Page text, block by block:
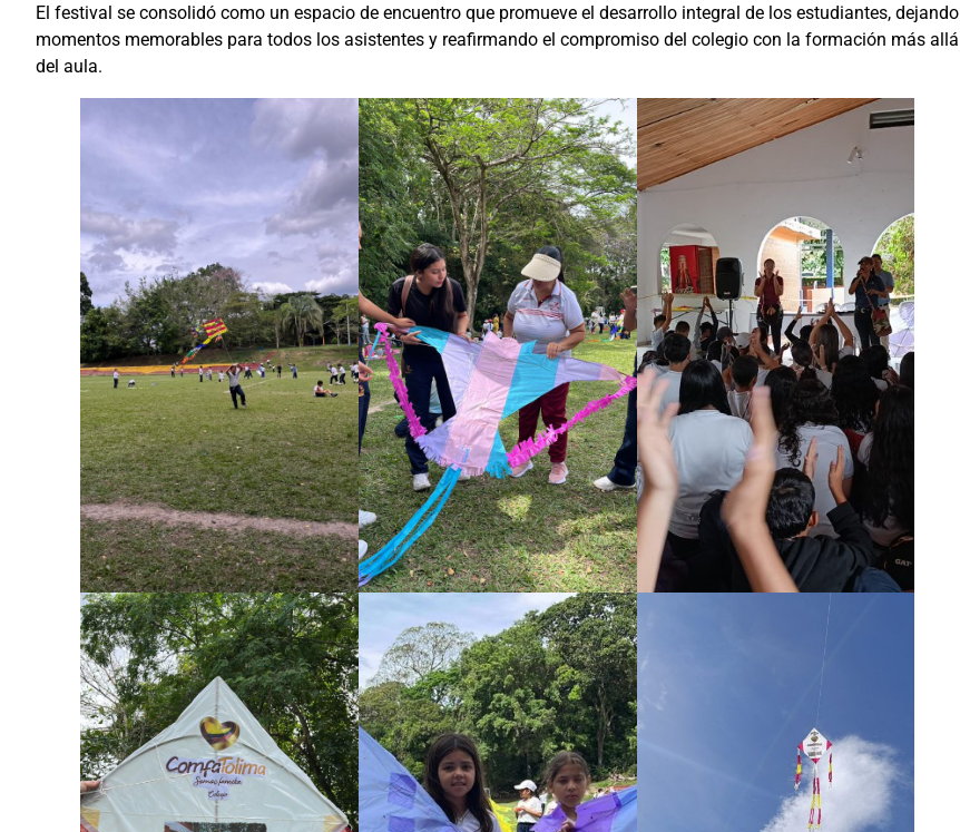
El festival se consolidó como un espacio de encuentro que promueve el desarrollo integral de los estudiantes, dejando
momentos memorables para todos los asistentes y reafirmando el compromiso del colegio con la formación más allá
del aula.